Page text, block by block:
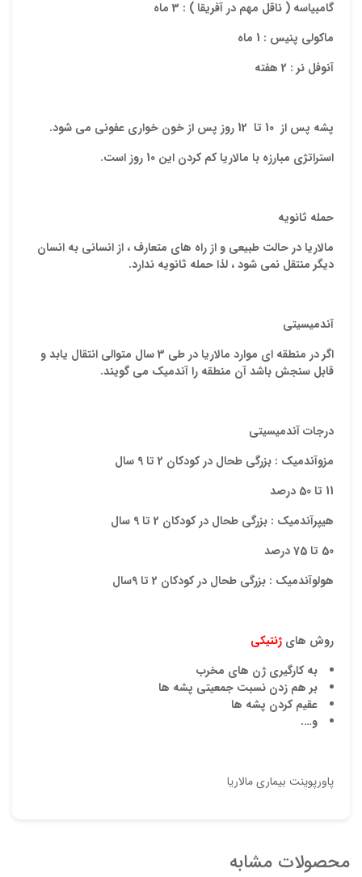
گامبیاسه ( ناقل مهم در آفریقا ) : 3 ماه
ماکولی پنیس : 1 ماه
آنوفل نر : 2 هفته
پشه پس از تا 12
روز پس از خون خواري عفوني مي شود.
استراتژي مبارزه با مالاريا كم كردن اين 10 روز است.
حمله ثانویه
مالاریا در حالت طبیعی و از راه های متعارف ، از انسانی به انسان
دیگر منتقل نمی شود ، لذا حمله ثانویه ندارد.
آندمیسیتی
اگر در منطقه ای موارد مالاریا در طی 3 سال متوالی
انتقال یابد و
قابل سنجش باشد آن منطقه را آندمیک می گویند.
درجات آندمیسیتی
مزوآندمیک : بزرگی طحال در کودکان 2 تا 9 سال
11 تا 50 درصد
هیپرآندمیک : بزرگی طحال در کودکان 2 تا 9 سال
50 تا 75 درصد
هولوآندمیک : بزرگی طحال در کودکان 2 تا 9سال
روش های ژنتیکی
به کارگیری ژن های مخرب
بر هم زدن نسبت جمعیتی پشه ها
عقیم کردن پشه ها
و….
پاورپوینت بیماری مالاريا
محصولات مشابه